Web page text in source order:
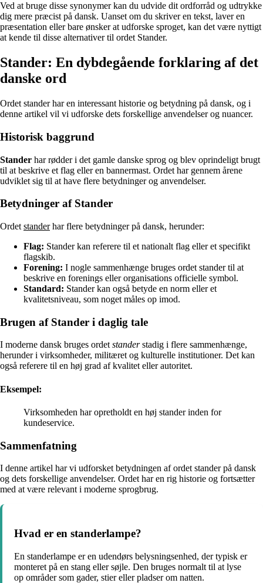
Ved at bruge disse synonymer kan du udvide dit ordforråd og udtrykke
dig mere præcist på dansk. Uanset om du skriver en tekst, laver en
præsentation eller bare ønsker at udforske sproget, kan det være nyttigt
at kende til disse alternativer til ordet Stander.
Stander: En dybdegående forklaring af det
danske ord
Ordet stander har en interessant historie og betydning på dansk, og i
denne artikel vil vi udforske dets forskellige anvendelser og nuancer.
Historisk baggrund
Stander har rødder i det gamle danske sprog og blev oprindeligt brugt
til at beskrive et flag eller en bannermast. Ordet har gennem årene
udviklet sig til at have flere betydninger og anvendelser.
Betydninger af Stander
Ordet standerhar flere betydninger på dansk, herunder:
Flag: Stander kan referere til et nationalt flag eller et specifikt
flagskib.
Forening: I nogle sammenhænge bruges ordet stander til at
beskrive en forenings eller organisations officielle symbol.
Standard: Stander kan også betyde en norm eller et
kvalitetsniveau, som noget måles op imod.
Brugen af Stander i daglig tale
I moderne dansk bruges ordetstanderstadig i flere sammenhænge,
herunder i virksomheder, militæret og kulturelle institutioner. Det kan
også referere til en høj grad af kvalitet eller autoritet.
Eksempel:
Virksomheden har opretholdt en høj stander inden for
kundeservice.
Sammenfatning
I denne artikel har vi udforsket betydningen af ordet stander på dansk
og dets forskellige anvendelser. Ordet har en rig historie og fortsætter
med at være relevant i moderne sprogbrug.
Hvad er en standerlampe?
En standerlampe er en udendørs belysningsenhed, der typisk er
monteret på en stang eller søjle. Den bruges normalt til at lyse
op områder som gader, stier eller pladser om natten.